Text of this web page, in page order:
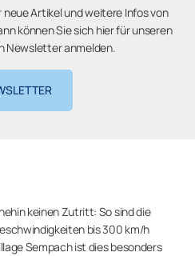
Artikel und weitere Infos von
können Sie sich hier für unseren
Newsletter anmelden.
keinen Zutritt: So sind die
bis 300 km/h
Sempach ist dies besonders